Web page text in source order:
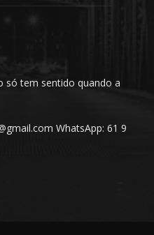
só tem sentido quando a
WhatsApp: 61 9